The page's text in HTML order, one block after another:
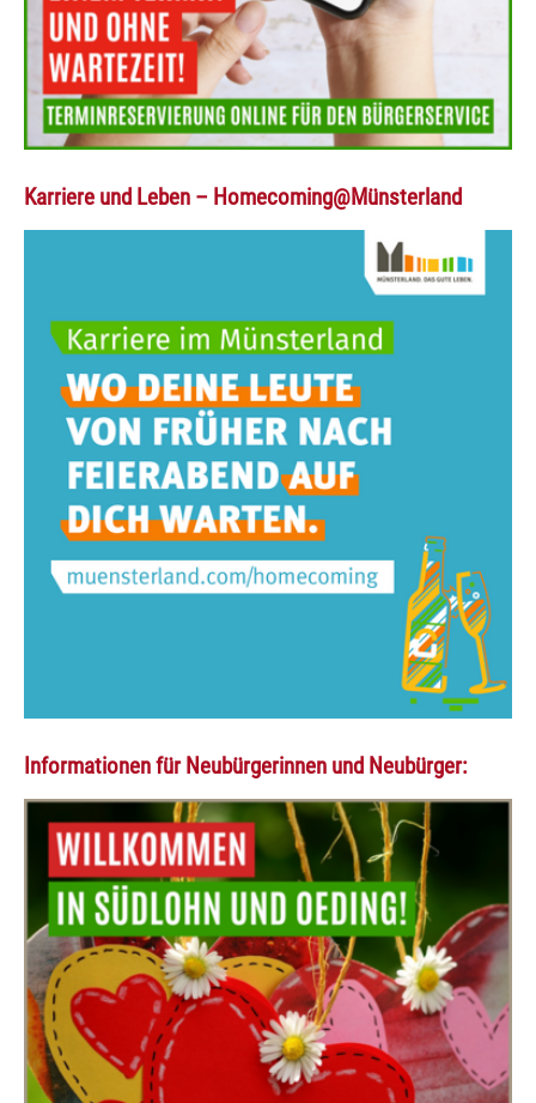
Karriere und Leben – Homecoming@Münsterland
Informationen für Neubürgerinnen und Neubürger: